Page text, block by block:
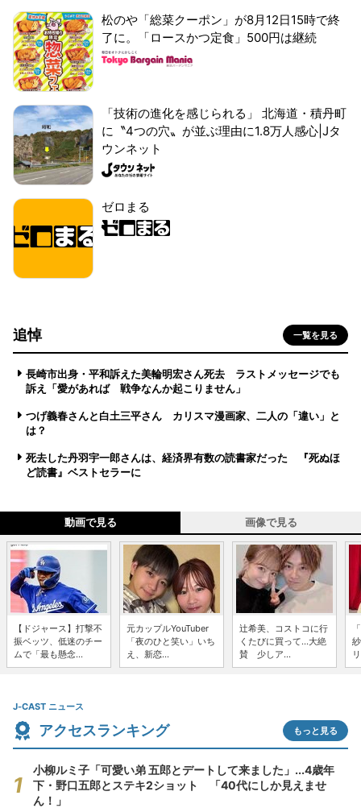
松のや「総菜クーポン」が8月12日15時で終
了に。「ロースかつ定食」500円は継続
「技術の進化を感じられる」 北海道・積丹町
に〝4つの穴〟が並ぶ理由に1.8万人感心|Jタ
ウンネット
ゼロまる
追悼 一覧を見る
長崎市出身・平和訴えた美輪明宏さん死去 ラストメッセージでも
訴え「愛があれば 戦争なんか起こりません」
つげ義春さんと白土三平さん カリスマ漫画家、二人の「違い」と
は？
死去した丹羽宇一郎さんは、経済界有数の読書家だった 『死ぬほ
ど読書』ベストセラーに
動画で見る 画像で見る
【ドジャース】打撃不
振ベッツ、低迷のチー
ムで「最も懸念...
元カップルYouTuber
「夜のひと笑い」いち
え、新恋...
辻希美、コストコに行
くたびに買って...大絶
賛 少しア...
J-CAST ニュース
アクセスランキング もっと見る
小柳ルミ子「可愛い弟 五郎とデートして来ました」...4歳年
下・野口五郎とステキ2ショット 「40代にしか見えませ
ん！」